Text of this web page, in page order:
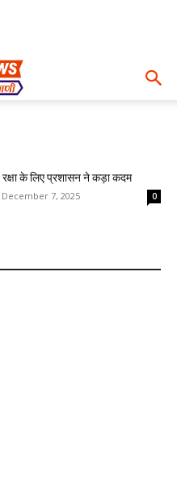
रक्षा के लिए प्रशासन ने कड़ा कदम
December 7, 2025 0